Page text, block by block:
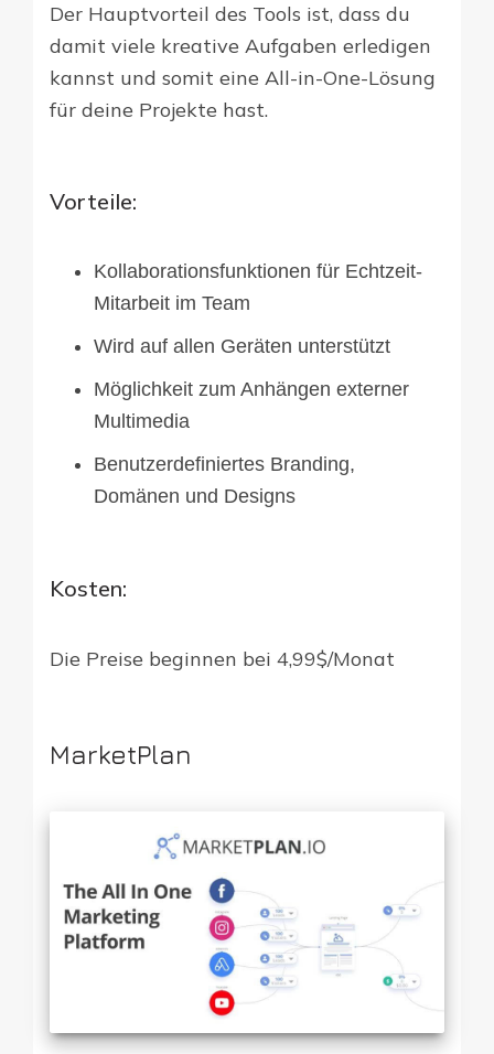
Der Hauptvorteil des Tools ist, dass du
damit viele kreative Aufgaben erledigen
kannst und somit eine All-in-One-Lösung
für deine Projekte hast.
Vorteile:
Kollaborationsfunktionen für Echtzeit-
Mitarbeit im Team
Wird auf allen Geräten unterstützt
Möglichkeit zum Anhängen externer
Multimedia
Benutzerdefiniertes Branding,
Domänen und Designs
Kosten:
Die Preise beginnen bei 4,99$/Monat
MarketPlan